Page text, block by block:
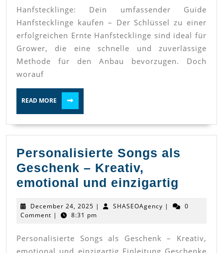
wissen
musst
(9)
Hanfstecklinge: Dein umfassender Guide
Hanfstecklinge kaufen – Der Schlüssel zu einer
erfolgreichen Ernte Hanfstecklinge sind ideal für
Grower, die eine schnelle und zuverlässige
Methode für den Anbau bevorzugen. Doch
worauf
READ MORE
MORE
Personalisierte Songs als
Geschenk – Kreativ,
emotional und einzigartig
als
–
December 24, 2025 December
24,
| SHASEOAgency SHASEOAgency
|
0
Comment | 8:31 pm
Personalisierte Songs als Geschenk – Kreativ,
emotional und einzigartig Einleitung Geschenke